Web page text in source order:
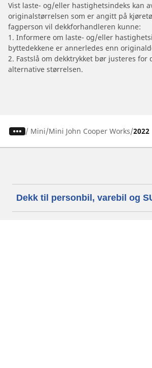
Vist laste- og/eller hastighetsindeks kan
originalstørrelsen som er angitt på
fagperson vil dekkforhandleren kunne:
1. Informere om laste- og/eller
byttedekkene er annerledes enn
2. Fastslå om dekktrykket bør justeres for
alternative størrelsen.
/ Mini Mini John Cooper Works 2022
Dekk til personbil, varebil og